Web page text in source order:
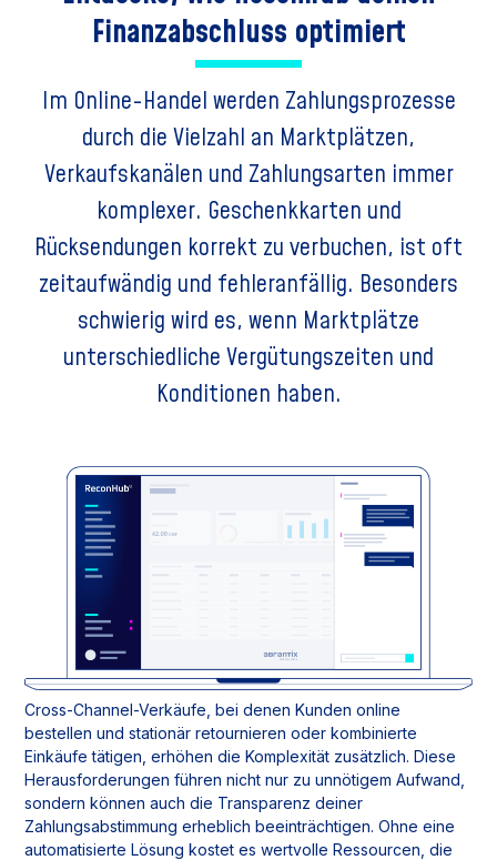
Finanzabschluss optimiert
Im Online-Handel werden Zahlungsprozesse
durch die Vielzahl an Marktplätzen,
Verkaufskanälen und Zahlungsarten immer
komplexer. Geschenkkarten und
Rücksendungen korrekt zu verbuchen, ist oft
zeitaufwändig und fehleranfällig. Besonders
schwierig wird es, wenn Marktplätze
unterschiedliche Vergütungszeiten und
Konditionen haben.
Cross-Channel-Verkäufe, bei denen Kunden online
bestellen und stationär retournieren oder kombinierte
Einkäufe tätigen, erhöhen die Komplexität zusätzlich. Diese
Herausforderungen führen nicht nur zu unnötigem Aufwand,
sondern können auch die Transparenz deiner
Zahlungsabstimmung erheblich beeinträchtigen. Ohne eine
automatisierte Lösung kostet es wertvolle Ressourcen, die